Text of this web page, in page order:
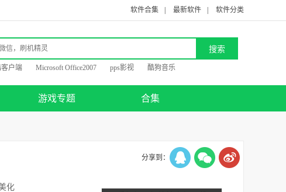
软件合集 最新软件 软件分类
户端 Microsoft Office2007 pps影视 酷狗音乐
游戏专题 合集
分享到：
化